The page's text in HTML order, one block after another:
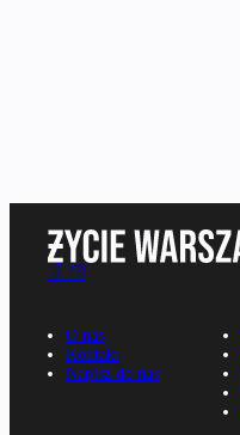
O nas
Kontakt
Napisz do nas